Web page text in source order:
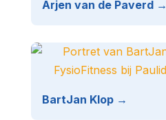
Arjen van de Paverd →
BartJan Klop →